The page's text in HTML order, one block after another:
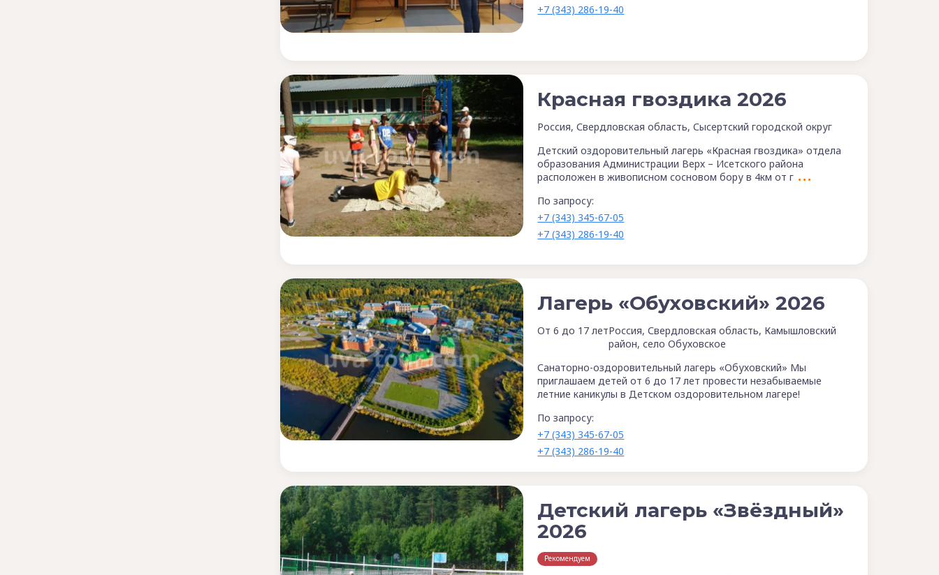
+7 (343) 286-19-40
Красная гвоздика 2026
Россия, Свердловская область, Сысертский городской округ
Детский оздоровительный лагерь «Красная гвоздика» отдела
образования Администрации Верх – Исетского района
расположен в живописном сосновом бору в 4км от г
По запросу:
+7 (343) 345-67-05
+7 (343) 286-19-40
Лагерь «Обуховский» 2026
От 6 до 17 летРоссия, Свердловская область, Камышловский
район, село Обуховское
Санаторно-оздоровительный лагерь «Обуховский» Мы
приглашаем детей от 6 до 17 лет провести незабываемые
летние каникулы в Детском оздоровительном лагере!
По запросу:
+7 (343) 345-67-05
+7 (343) 286-19-40
Детский лагерь «Звёздный»
2026
Рекомендуем